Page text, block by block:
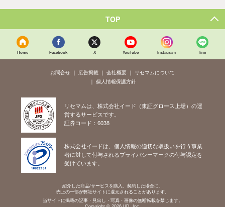
TOP
Home Facebook X YouTube Instagram line
お問合せ 広告掲載 会社概要
リセマムについて
個人情報保護方針
リセマムは、株式会社イード（東証グロース上場）の運
営するサービスです。
証券コード：6038
株式会社イードは、個人情報の適切な取扱いを行う事業
者に対して付与されるプライバシーマークの付与認定を
受けています。
紹介した商品/サービスを購入、契約した場合に、
売上の一部が弊社サイトに還元されることがあります。
当サイトに掲載の記事・見出し・写真・画像の無断転載を禁じます。